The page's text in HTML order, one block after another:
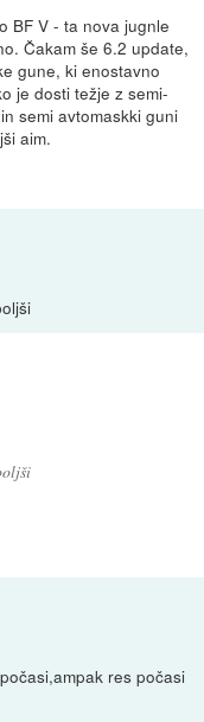
BF V - ta nova jugnle
Čakam še 6.2 update,
gune, ki enostavno
je dosti težje z semi-
semi avtomaskki guni
aim.
res počasi